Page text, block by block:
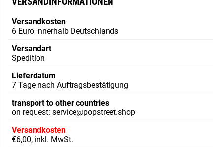
Versandkosten
6 Euro innerhalb Deutschlands
Versandart
Spedition
Lieferdatum
7 Tage nach Auftragsbestätigung
transport to other countries
on request: service@popstreet.shop
Versandkosten
€6,00, inkl. MwSt.